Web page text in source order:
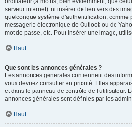
ordinateur (à moins, bien évidemment, que
serveur internet), ni insérer de lien vers des
quelconque système d’authentification, comme
messagerie électronique de Outlook ou de
mot de passe, etc. Pour insérer une image,
Haut
Que sont les annonces générales ?
Les annonces générales contiennent des
vous devriez consulter en priorité. Elles
et dans le panneau de contrôle de l’utilisateur.
annonces générales sont définies par les
Haut